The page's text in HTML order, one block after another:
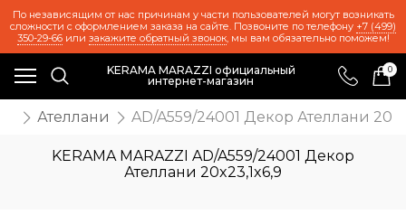
По независящим от нас причинам у части пользователей могут возникать
сложности с оформлением заказа на сайте. Позвоните по телефону +7 (499)
350-29-66или закажите обратный звонок, мы вам обязательно поможем!
KERAMA MARAZZI официальный
интернет-магазин
0
Ателлани AD/A559/24001 Декор Ателлани
KERAMA MARAZZI AD/A559/24001 Декор
Ателлани 20x23,1x6,9